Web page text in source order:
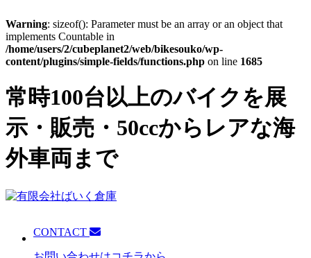
Warning: sizeof(): Parameter must be an array or an object that
implements Countable in
/home/users/2/cubeplanet2/web/bikesouko/wp-
content/plugins/simple-fields/functions.php on line 1685
常時100台以上のバイクを展
示・販売・50ccからレアな海
外車両まで
CONTACT